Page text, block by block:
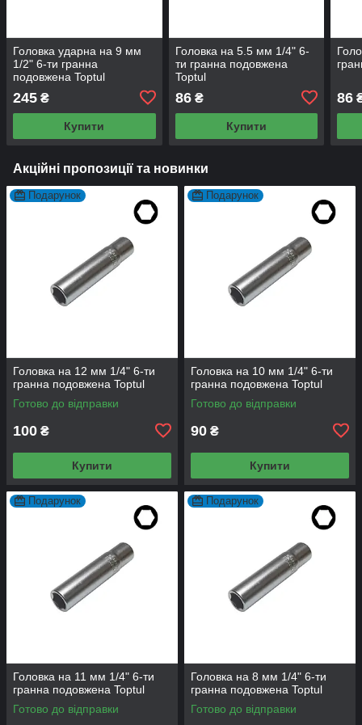
Головка ударна на 9 мм
1/2" 6-ти гранна
подовжена Toptul
245 ₴
Купити
Головка на 5.5 мм 1/4" 6-
ти гранна подовжена
Toptul
86₴
Купити
86
Акційні пропозиції та новинки
Подарунок
Головка на 12 мм 1/4" 6-ти
гранна подовжена Toptul
Готово до відправки
100 ₴
Купити
Подарунок
Головка на 10 мм 1/4" 6-ти
гранна подовжена Toptul
Готово до відправки
90 ₴
Купити
Подарунок
Головка на 11 мм 1/4" 6-ти
гранна подовжена Toptul
Готово до відправки
Подарунок
Головка на 8 мм 1/4" 6-ти
гранна подовжена Toptul
Готово до відправки